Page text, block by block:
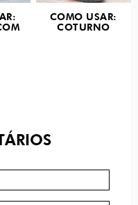
COMO USAR:
COTURNO